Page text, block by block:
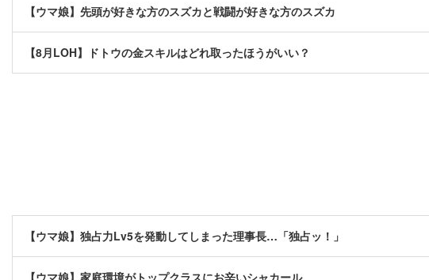
【ウマ娘】先頭が好きな方のスズカと戦闘が好きな方のスズカ
【8月LOH】ドトウの金スキルはどれ取ったほうがいい？
【ウマ娘】独占力Lv5を発動してしまった理事長…「独占ッ！」